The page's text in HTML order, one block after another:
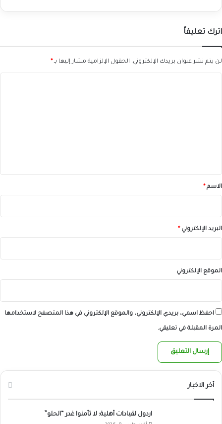
اترك تعليقاً
لن يتم نشر عنوان بريدك الإلكتروني. الحقول الإلزامية مشار إليها بـ*
*الاسم*
البريد الإلكتروني*
الموقع الإلكتروني
احفظ اسمي، بريدي الإلكتروني، والموقع الإلكتروني في هذا المتصفح لاستخدامها
المرة المقبلة في تعليقي.
أخر الاخبار
اردول لقيادات أهلية: لا تأمنوا غدر “الحلو”